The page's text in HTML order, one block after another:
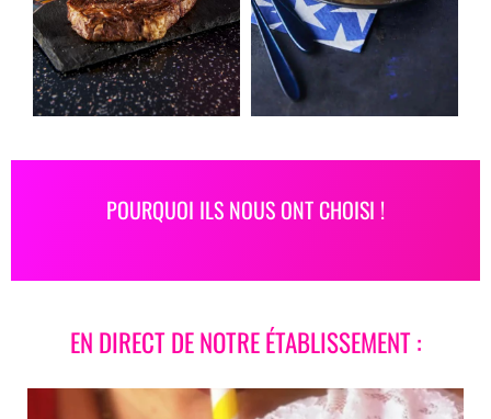
POURQUOI ILS NOUS ONT CHOISI !
EN DIRECT DE NOTRE ÉTABLISSEMENT :